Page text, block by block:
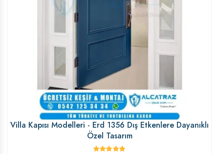
Villa Kapısı Modelleri - Erd 1356 Dış Etkenlere Dayanıklı
Özel Tasarım